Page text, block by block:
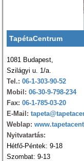
TapétaCentrum
1081 Budapest,
Szilágyi u. 1/a.
Tel.: 06-1-303-90-52
Mobil: 06-30-9-798-234
Fax: 06-1-785-03-20
E-Mail:
Weblap:
Nyitvatartás:
Hétfő-Péntek: 9-18
Szombat: 9-13